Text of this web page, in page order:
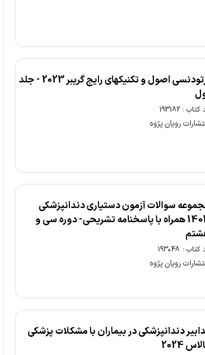
ارتودنسی اصول و تکنیکهای رایج گریبر 2023 - جلد
: 193182
رویان پژوه
سوالات آزمون دستیاری دندانپزشکی
1403 همراه با پاسخنامه تشریحی- دوره سی و
: 193048
رویان پژوه
دندانپزشکی در بیماران با مشکلات پزشکی
2024